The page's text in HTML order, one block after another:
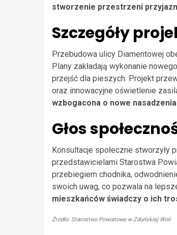
stworzenie przestrzeni
Szczegóły
Przebudowa ulicy Diamentowej
Plany zakładają wykonanie
przejść dla pieszych. Projekt
oraz innowacyjne oświetlenie
wzbogacona o nowe
Głos
Konsultacje społeczne stworzyły
przedstawicielami Starostwa
przebiegiem chodnika,
swoich uwag, co pozwala na
mieszkańców świadczy o ich
Źródło: Starostwo Powiatowe w Zduńskiej Woli